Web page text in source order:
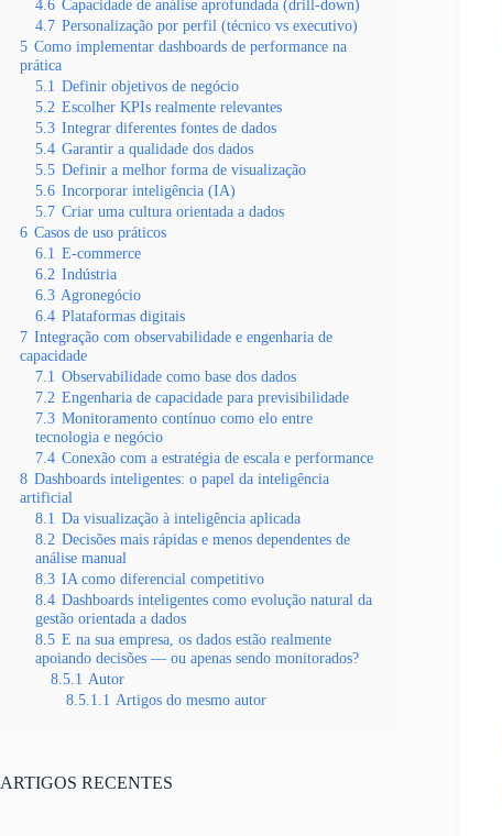
4.6 Capacidade de análise aprofundada (drill-down)
4.7 Personalização por perfil (técnico vs executivo)
5 Como implementar dashboards de performance na
prática
5.1 Definir objetivos de negócio
5.2 Escolher KPIs realmente relevantes
5.3 Integrar diferentes fontes de dados
5.4 Garantir a qualidade dos dados
5.5 Definir a melhor forma de visualização
5.6 Incorporar inteligência (IA)
5.7 Criar uma cultura orientada a dados
6 Casos de uso práticos
6.1 E-commerce
6.2 Indústria
6.3 Agronegócio
6.4 Plataformas digitais
7 Integração com observabilidade e engenharia de
capacidade
7.1 Observabilidade como base dos dados
7.2 Engenharia de capacidade para previsibilidade
7.3 Monitoramento contínuo como elo entre
tecnologia e negócio
7.4 Conexão com a estratégia de escala e performance
8 Dashboards inteligentes: o papel da inteligência
artificial
8.1 Da visualização à inteligência aplicada
8.2 Decisões mais rápidas e menos dependentes de
análise manual
8.3 IA como diferencial competitivo
8.4 Dashboards inteligentes como evolução natural da
gestão orientada a dados
8.5 E na sua empresa, os dados estão realmente
apoiando decisões — ou apenas sendo monitorados?
8.5.1 Autor
8.5.1.1 Artigos do mesmo autor
ARTIGOS RECENTES